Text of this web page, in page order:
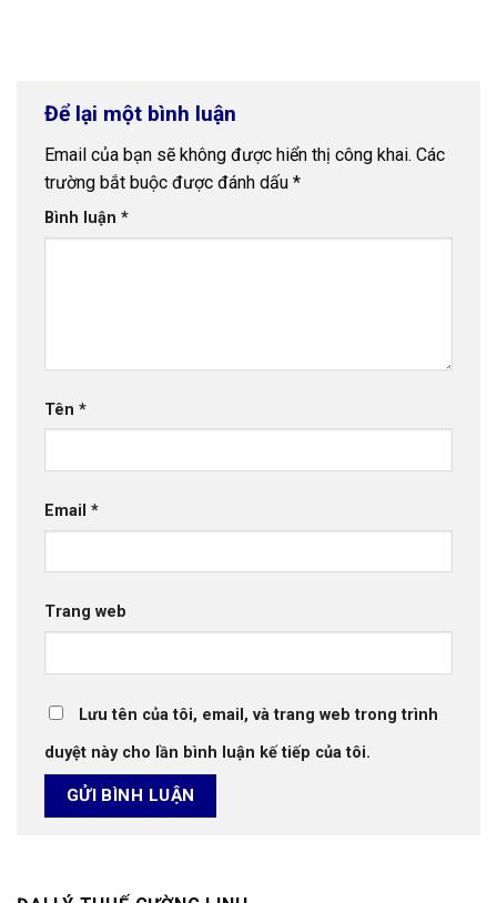
Để lại một bình luận
Email của bạn sẽ không được hiển thị công khai. Các
trường bắt buộc được đánh dấu *
Bình luận *
Tên *
Email *
Trang web
Lưu tên của tôi, email, và trang web trong trình
duyệt này cho lần bình luận kế tiếp của tôi.